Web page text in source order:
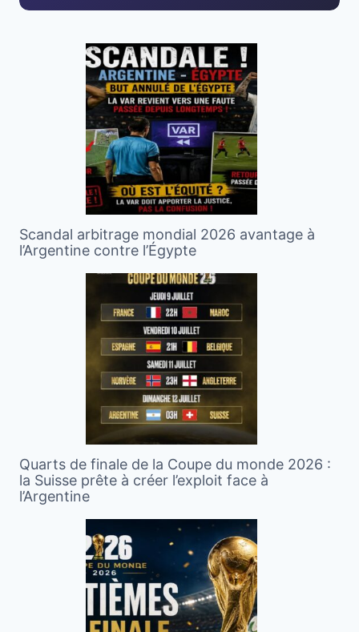
Scandal arbitrage mondial 2026 avantage à
l’Argentine contre l’Égypte
Quarts de finale de la Coupe du monde 2026 :
la Suisse prête à créer l’exploit face à
l’Argentine